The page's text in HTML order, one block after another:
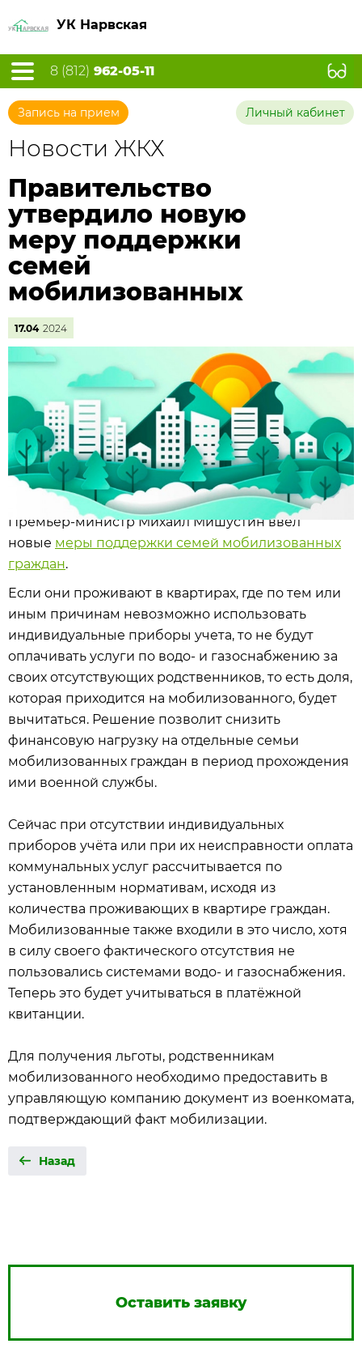
УК Нарвская
8 (812) 962-05-11
Запись на прием Личный кабинет
Новости ЖКХ
Правительство
утвердило новую
меру поддержки
семей
мобилизованных
17.04 2024
Премьер-министр Михаил Мишустин ввел
новые меры поддержки семей мобилизованных
граждан.
Если они проживают в квартирах, где по тем или
иным причинам невозможно использовать
индивидуальные приборы учета, то не будут
оплачивать услуги по водо- и газоснабжению за
своих отсутствующих родственников, то есть доля,
которая приходится на мобилизованного, будет
вычитаться. Решение позволит снизить
финансовую нагрузку на отдельные семьи
мобилизованных граждан в период прохождения
ими военной службы.
Сейчас при отсутствии индивидуальных
приборов учёта или при их неисправности оплата
коммунальных услуг рассчитывается по
установленным нормативам, исходя из
количества проживающих в квартире граждан.
Мобилизованные также входили в это число, хотя
в силу своего фактического отсутствия не
пользовались системами водо- и газоснабжения.
Теперь это будет учитываться в платёжной
квитанции.
Для получения льготы, родственникам
мобилизованного необходимо предоставить в
управляющую компанию документ из военкомата,
подтверждающий факт мобилизации.
Назад
Оставить заявку